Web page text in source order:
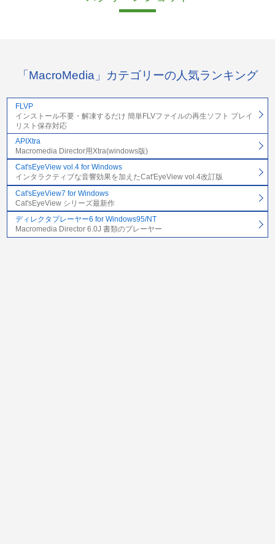
「MacroMedia」カテゴリーの人気ランキング
FLVP
インストール不要・解凍するだけ 簡単FLVファイルの再生ソフト プレイ
リスト保存対応
APIXtra
Macromedia Director用Xtra(windows版)
Cat'sEyeView vol.4 for Windows
インタラクティブな音響効果を加えたCat'EyeView vol.4改訂版
Cat'sEyeView7 for Windows
Cat'sEyeView シリーズ最新作
ディレクタプレーヤー6 for Windows95/NT
Macromedia Director 6.0J 書類のプレーヤー